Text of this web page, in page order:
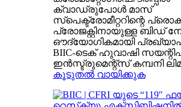
ക്വാഡ്രുപോൾ മാസ്
സ്പെക്ട്രോമീറ്ററിന്റെ
പ്രോജക്റ്റിനായുള്ള ബിഡ്
ഔദ്യോഗികമായി
BIIC-ടെക് ഹുവാഷി
ഇൻസ്ട്രുമെന്റ്സ് കമ്പനി
കൂടുതൽ വായിക്കുക